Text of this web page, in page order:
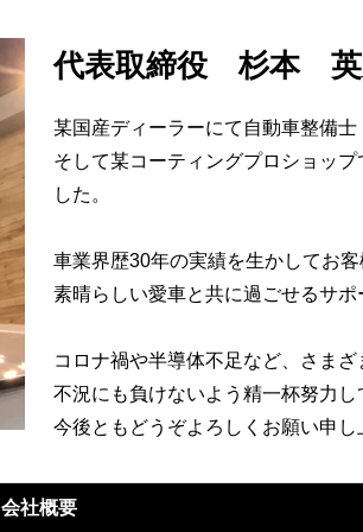
代表取締役 杉本 英
某国産ディーラーにて自動車整備士
そして某コーティングプロショッ
した。
車業界歴30年の実績を生かしてお
素晴らしい愛車と共に過ごせるサポ
コロナ禍や半導体不足など、さま
不況にも負けないよう精一杯努力し
今後ともどうぞよろしくお願い申し
会社概要